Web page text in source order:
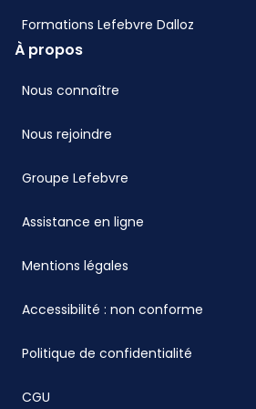
Formations Lefebvre Dalloz
À propos
Nous connaître
Nous rejoindre
Groupe Lefebvre
Assistance en ligne
Mentions légales
Accessibilité : non conforme
Politique de confidentialité
CGU